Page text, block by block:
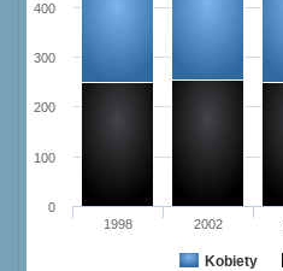
Kobiety
1998 2002
0
100
200
300
400